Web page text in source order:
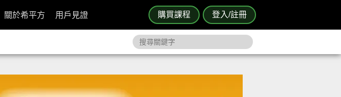
購買課程 登入/註冊
關於希平方 用戶見證